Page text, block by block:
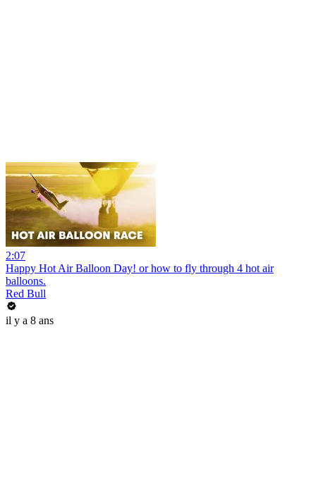
2:07
Happy Hot Air Balloon Day! or how to fly through 4 hot air
balloons.
Red Bull
il y a 8 ans